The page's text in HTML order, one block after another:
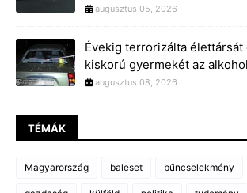
augusztus 05, 2026
Évekig terrorizálta élettársát
kiskorú gyermekét az
augusztus 08, 2026
TÉMÁK
Magyarország baleset bűncselekmény